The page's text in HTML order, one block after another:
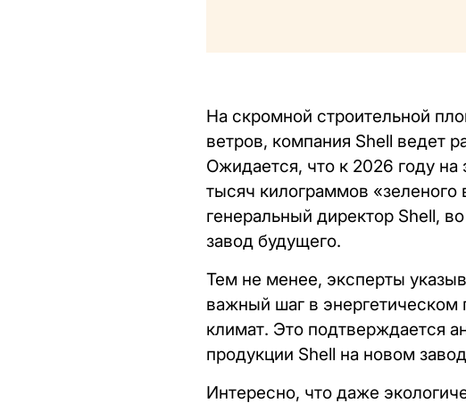
На скромной строительной
ветров, компания Shell ведет
Ожидается, что к 2026 году
тысяч килограммов
генеральный директор Shell,
завод будущего.
Тем не менее, эксперты
важный шаг в энергетическом
климат. Это подтверждается
продукции Shell на новом
Интересно, что даже